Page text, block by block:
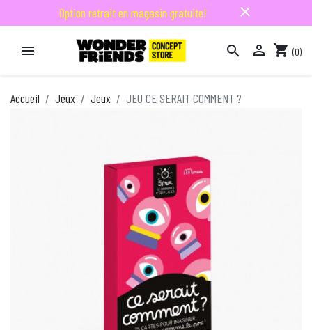
Option retrait en magasin gratuite! close
   shopping_cart (0)
Accueil Jeux Jeux JEU CE SERAIT COMMENT ?